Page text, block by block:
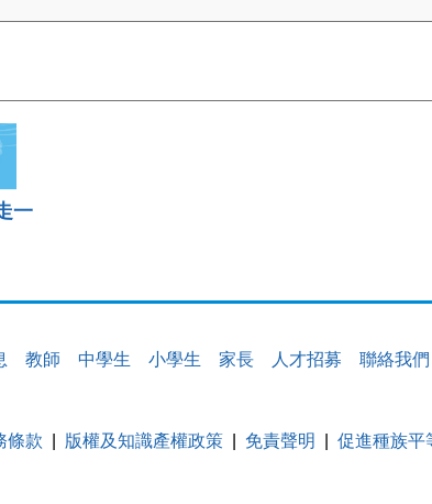
一
教師 中學生 小學生 家長 人才招募 聯絡我們
條款 版權及知識產權政策 免責聲明 促進種族平